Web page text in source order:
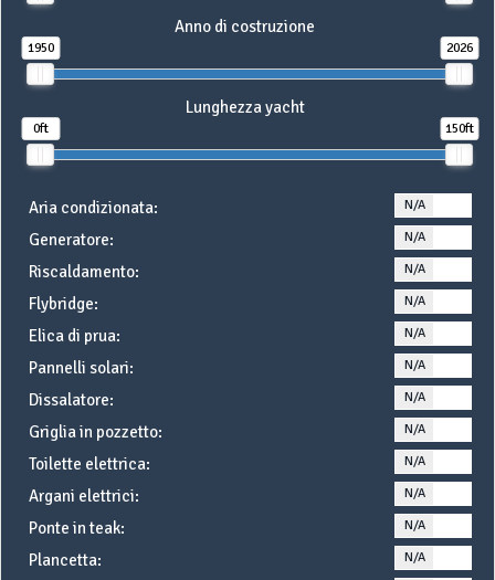
Anno di costruzione
1950 2026
Lunghezza yacht
0ft 150ft
Aria condizionata: N/A
Generatore: N/A
Riscaldamento: N/A
Flybridge: N/A
Elica di prua: N/A
Pannelli solari: N/A
Dissalatore: N/A
Griglia in pozzetto: N/A
Toilette elettrica: N/A
Argani elettrici: N/A
Ponte in teak: N/A
Plancetta: N/A